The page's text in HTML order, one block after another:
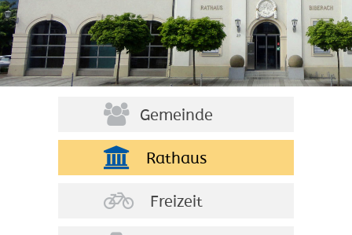
Gemeinde
Rathaus
Freizeit